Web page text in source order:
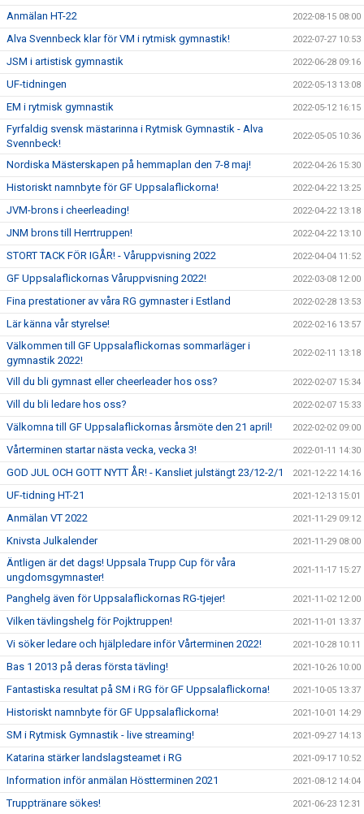
Anmälan HT-22 2022-08-15 08:00
Alva Svennbeck klar för VM i rytmisk gymnastik! 2022-07-27 10:53
JSM i artistisk gymnastik 2022-06-28 09:16
UF-tidningen 2022-05-13 13:08
EM i rytmisk gymnastik 2022-05-12 16:15
Fyrfaldig svensk mästarinna i Rytmisk Gymnastik - Alva
Svennbeck!
2022-05-05 10:36
Nordiska Mästerskapen på hemmaplan den 7-8 maj! 2022-04-26 15:30
Historiskt namnbyte för GF Uppsalaflickorna! 2022-04-22 13:25
JVM-brons i cheerleading! 2022-04-22 13:18
JNM brons till Herrtruppen! 2022-04-22 13:10
STORT TACK FÖR IGÅR! - Våruppvisning 2022 2022-04-04 11:52
GF Uppsalaflickornas Våruppvisning 2022! 2022-03-08 12:00
Fina prestationer av våra RG gymnaster i Estland 2022-02-28 13:53
Lär känna vår styrelse! 2022-02-16 13:57
Välkommen till GF Uppsalaflickornas sommarläger i
gymnastik 2022!
2022-02-11 13:18
Vill du bli gymnast eller cheerleader hos oss? 2022-02-07 15:34
Vill du bli ledare hos oss? 2022-02-07 15:33
Välkomna till GF Uppsalaflickornas årsmöte den 21 april! 2022-02-02 09:00
Vårterminen startar nästa vecka, vecka 3! 2022-01-11 14:30
GOD JUL OCH GOTT NYTT ÅR! - Kansliet julstängt 23/12-2/1 2021-12-22 14:16
UF-tidning HT-21 2021-12-13 15:01
Anmälan VT 2022 2021-11-29 09:12
Knivsta Julkalender 2021-11-29 08:00
Äntligen är det dags! Uppsala Trupp Cup för våra
ungdomsgymnaster!
2021-11-17 15:27
Panghelg även för Uppsalaflickornas RG-tjejer! 2021-11-02 12:00
Vilken tävlingshelg för Pojktruppen! 2021-11-01 13:37
Vi söker ledare och hjälpledare inför Vårterminen 2022! 2021-10-28 10:11
Bas 1 2013 på deras första tävling! 2021-10-26 10:00
Fantastiska resultat på SM i RG för GF Uppsalaflickorna! 2021-10-05 13:37
Historiskt namnbyte för GF Uppsalaflickorna! 2021-10-01 14:29
SM i Rytmisk Gymnastik - live streaming! 2021-09-27 14:13
Katarina stärker landslagsteamet i RG 2021-09-17 10:52
Information inför anmälan Höstterminen 2021 2021-08-12 14:04
Trupptränare sökes! 2021-06-23 12:31